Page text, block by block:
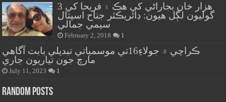
هزار خان بجاراڻي کي هڪ ۽ فريحا کي 3
گوليون لڳل هيون: ڊائريڪٽر جناح اسپتال
سيمي جمالي
February 2, 2018 1
ڪراچي ۾ جولاءِ16تي موسمياتي تبديلي بابت آگاهي
مارچ جون تياريون جاري
July 11, 2023 1
Random Posts